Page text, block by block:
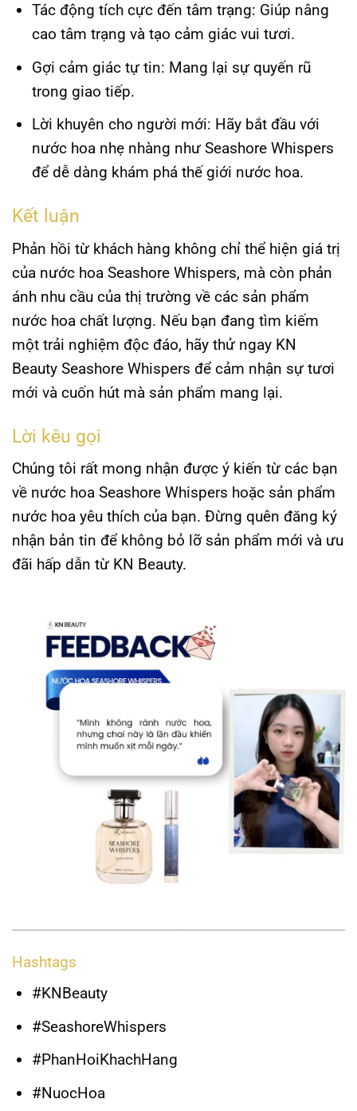
Tác động tích cực đến tâm trạng: Giúp nâng
cao tâm trạng và tạo cảm giác vui tươi.
Gợi cảm giác tự tin: Mang lại sự quyến rũ
trong giao tiếp.
Lời khuyên cho người mới: Hãy bắt đầu với
nước hoa nhẹ nhàng như Seashore Whispers
để dễ dàng khám phá thế giới nước hoa.
Kết luận
Phản hồi từ khách hàng không chỉ thể hiện giá trị
của nước hoa Seashore Whispers, mà còn phản
ánh nhu cầu của thị trường về các sản phẩm
nước hoa chất lượng. Nếu bạn đang tìm kiếm
một trải nghiệm độc đáo, hãy thử ngay KN
Beauty Seashore Whispers để cảm nhận sự tươi
mới và cuốn hút mà sản phẩm mang lại.
Lời kêu gọi
Chúng tôi rất mong nhận được ý kiến từ các bạn
về nước hoa Seashore Whispers hoặc sản phẩm
nước hoa yêu thích của bạn. Đừng quên đăng ký
nhận bản tin để không bỏ lỡ sản phẩm mới và ưu
đãi hấp dẫn từ KN Beauty.
Hashtags
#KNBeauty
#SeashoreWhispers
#PhanHoiKhachHang
#NuocHoa